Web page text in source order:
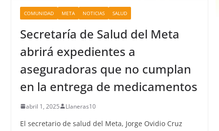
COMUNIDAD META NOTICIAS SALUD
Secretaría de Salud del Meta
abrirá expedientes a
aseguradoras que no cumplan
en la entrega de medicamentos
abril 1, 2025 Llaneras10
El secretario de salud del Meta, Jorge Ovidio Cruz